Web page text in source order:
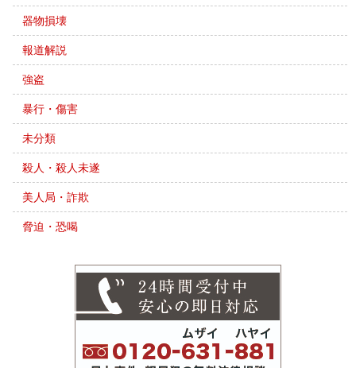
器物損壊
報道解説
強盗
暴行・傷害
未分類
殺人・殺人未遂
美人局・詐欺
脅迫・恐喝